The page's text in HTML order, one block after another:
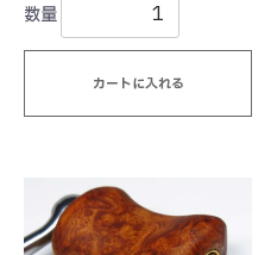
数量
カートに入れる